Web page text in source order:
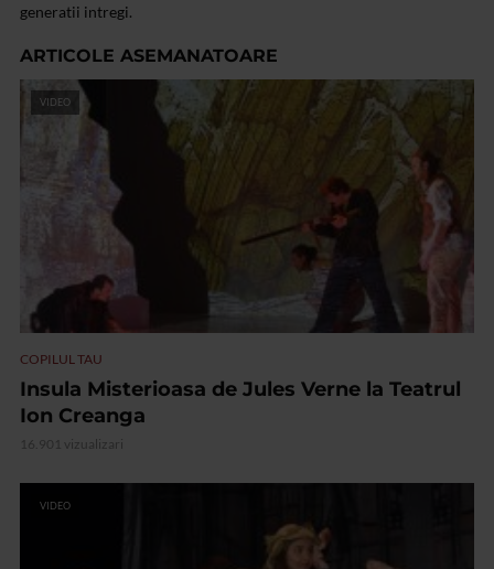
generatii intregi.
ARTICOLE ASEMANATOARE
VIDEO
COPILUL TAU
Insula Misterioasa de Jules Verne la Teatrul
Ion Creanga
16.901 vizualizari
VIDEO